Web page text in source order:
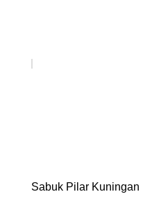
Sabuk Pilar Kuningan